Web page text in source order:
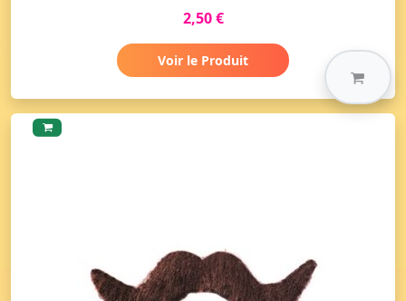
2,50 €
Voir le Produit